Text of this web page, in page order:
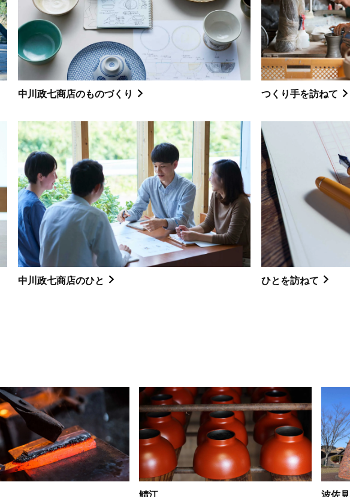
中川政七商店のものづくり つくり手を訪ねて
中川政七商店のひと ひとを訪ねて